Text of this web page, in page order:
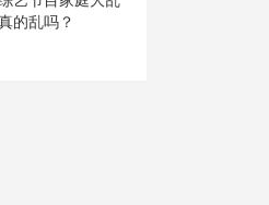
的乱吗？